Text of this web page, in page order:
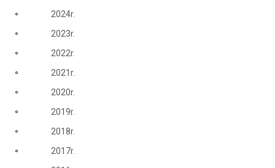
2024r.
2023r.
2022r.
2021r.
2020r.
2019r.
2018r.
2017r.